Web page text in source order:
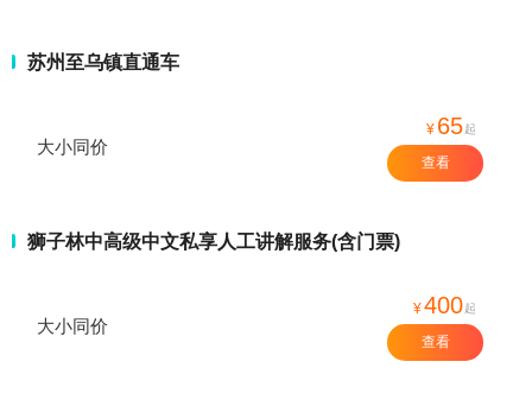
苏州至乌镇直通车
大小同价
¥ 65起
查看
狮子林中高级中文私享人工讲解服务(含门票)
大小同价
¥400起
查看